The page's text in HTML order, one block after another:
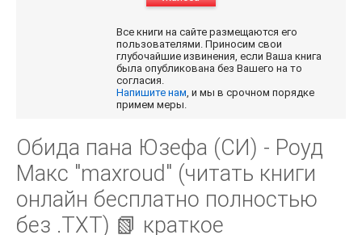
Все книги на сайте размещаются его
пользователями. Приносим свои
глубочайшие извинения, если Ваша книга
была опубликована без Вашего на то
согласия.
Напишите нам, и мы в срочном порядке
примем меры.
Обида пана Юзефа (СИ) - Роуд
Макс "maxroud" (читать книги
онлайн бесплатно полностью
без .TXT) 📗 краткое